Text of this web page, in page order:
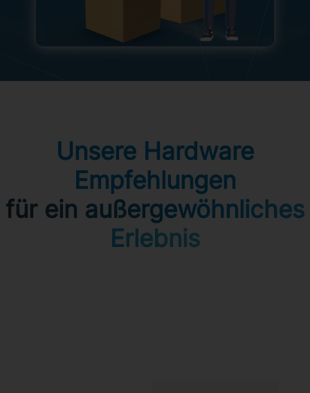
Unsere Hardware
Empfehlungen
für ein außergewöhnliches
Erlebnis